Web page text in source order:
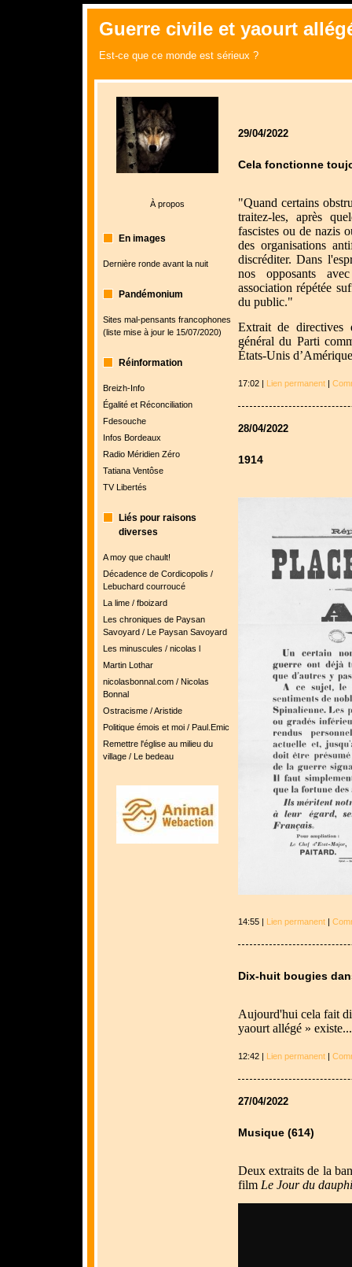
Guerre civile et yaourt
Est-ce que ce monde est sérieux ?
À propos
En images
Dernière ronde avant la nuit
Pandémonium
Sites mal-pensants francophones
(liste mise à jour le 15/07/2020)
Réinformation
Breizh-Info
Égalité et Réconciliation
Fdesouche
Infos Bordeaux
Radio Méridien Zéro
Tatiana Ventôse
TV Libertés
Liés pour raisons
diverses
A moy que chault!
Décadence de Cordicopolis /
Lebuchard courroucé
La lime / fboizard
Les chroniques de Paysan
Savoyard / Le Paysan Savoyard
Les minuscules / nicolas l
Martin Lothar
nicolasbonnal.com / Nicolas
Bonnal
Ostracisme / Aristide
Politique émois et moi / Paul.Emic
Remettre l'église au milieu du
village / Le bedeau
29/04/2022
Cela fonctionne
"Quand certains
traitez-les, après
fascistes ou de nazis
des organisations
discréditer. Dans
nos opposants
association répétée
du public."
Extrait de directives
général du Parti
États-Unis d’Amérique
17:02 | Lien permanent|
28/04/2022
1914
14:55 | Lien permanent|
Dix-huit bougies
Aujourd'hui cela fait
yaourt allégé » existe...
12:42 | Lien permanent|
27/04/2022
Musique (614)
Deux extraits de la
film Le Jour du